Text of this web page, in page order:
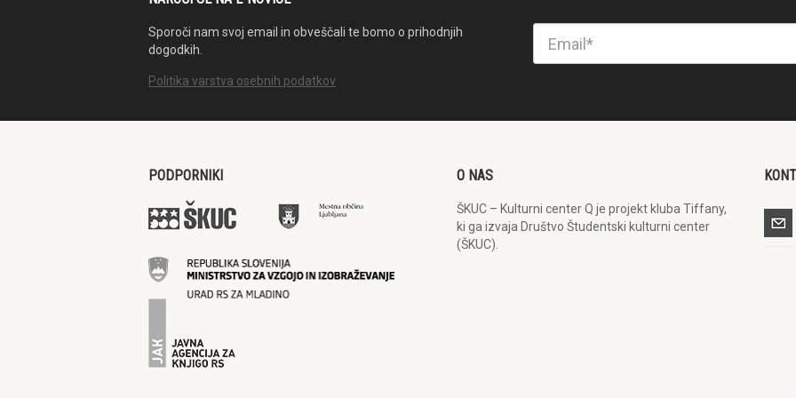
Sporoči nam svoj email in obveščali te bomo o prihodnjih
dogodkih.
Politika varstva osebnih podatkov
PODPORNIKI O NAS
ŠKUC – Kulturni center Q je projekt kluba Tiffany,
ki ga izvaja Društvo Študentski kulturni center
(ŠKUC).